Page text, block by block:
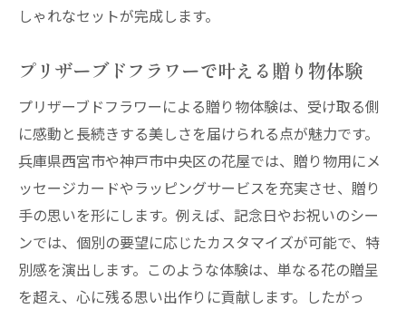
しゃれなセットが完成します。
プリザーブドフラワーで叶える贈り物体験
プリザーブドフラワーによる贈り物体験は、受け取る側
に感動と長続きする美しさを届けられる点が魅力です。
兵庫県西宮市や神戸市中央区の花屋では、贈り物用にメ
ッセージカードやラッピングサービスを充実させ、贈り
手の思いを形にします。例えば、記念日やお祝いのシー
ンでは、個別の要望に応じたカスタマイズが可能で、特
別感を演出します。このような体験は、単なる花の贈呈
を超え、心に残る思い出作りに貢献します。したがっ